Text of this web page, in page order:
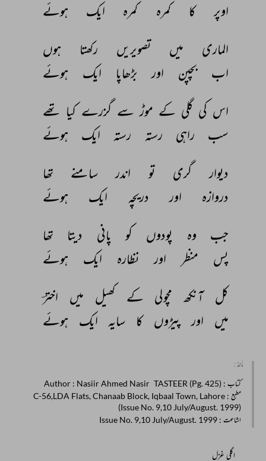
اوپر
کا کمرہ کمرہ ایک
ہوئے
الماری
میں تصویریں رکھتا
ہوں
اب
بچپن اور بڑھاپا ایک
ہوئے
اس کی گلی کے موڑ سے گزرے کیا تھے
سب
راہی رستہ رستہ ایک
ہوئے
دیوار
گری تو اندر سامنے
تھا
دروازہ
اور دریچہ ایک
ہوئے
جب
وہ پودوں کو پانی دیتا
تھا
پس
منظر اور نظارہ ایک
ہوئے
کل
آنکھ مچولی کے کھیل میں
اخترؔ
میں
اور پیڑوں کا سایہ ایک ہوئے
مأخذ :
کتاب : TASTEER (Pg. 425)
Author : Nasiir Ahmed Nasir
مطبع : C-56,LDA Flats, Chanaab Block, Iqbaal Town, Lahore
(Issue No. 9,10 July/August. 1999)
اشاعت : Issue No. 9,10 July/August. 1999
اگلی غزل